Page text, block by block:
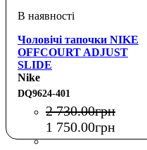
Чоловічі тапочки NIKE
OFFCOURT ADJUST
SLIDE
Nike
DQ9624-401
2 730.00грн
1 750.00грн